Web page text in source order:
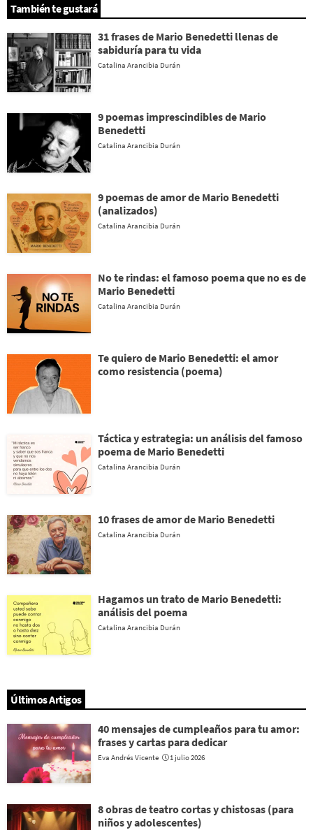
También te gustará
31 frases de Mario Benedetti llenas de
sabiduría para tu vida
Catalina Arancibia Durán
9 poemas imprescindibles de Mario
Benedetti
Catalina Arancibia Durán
9 poemas de amor de Mario Benedetti
(analizados)
Catalina Arancibia Durán
No te rindas: el famoso poema que no es de
Mario Benedetti
Catalina Arancibia Durán
Te quiero de Mario Benedetti: el amor
como resistencia (poema)
Táctica y estrategia: un análisis del famoso
poema de Mario Benedetti
Catalina Arancibia Durán
10 frases de amor de Mario Benedetti
Catalina Arancibia Durán
Hagamos un trato de Mario Benedetti:
análisis del poema
Catalina Arancibia Durán
Últimos Artigos
40 mensajes de cumpleaños para tu amor:
frases y cartas para dedicar
Eva Andrés Vicente 1 julio 2026
8 obras de teatro cortas y chistosas (para
niños y adolescentes)